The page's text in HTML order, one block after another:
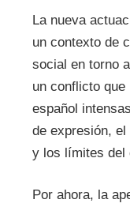
La nueva
un contexto de
social en torno
un conflicto que
español
de expresión,
y los límites del
Por ahora, la